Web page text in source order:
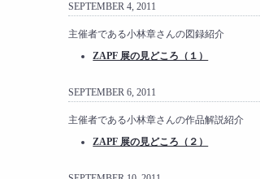
SEPTEMBER 4, 2011
主催者である小林章さんの図録紹介
ZAPF 展の見どころ（１）
SEPTEMBER 6, 2011
主催者である小林章さんの作品解説紹介
ZAPF 展の見どころ（２）